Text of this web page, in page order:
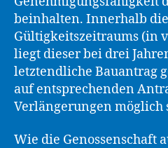
beinhalten. Innerhalb
Gültigkeitszeitraums (in
liegt dieser bei drei
letztendliche Bauantrag
auf entsprechenden
Verlängerungen möglich
Wie die Genossenschaft